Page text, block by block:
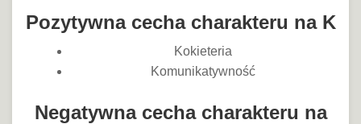
Pozytywna cecha charakteru na K
Kokieteria
Komunikatywność
Negatywna cecha charakteru na